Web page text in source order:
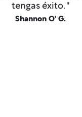
tengas éxito. "
Shannon O' G.